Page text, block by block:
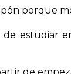
porque
estudiar